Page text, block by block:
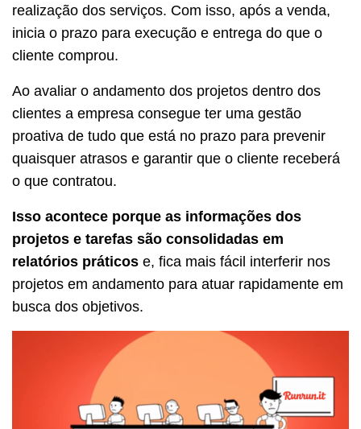
realização dos serviços. Com isso, após a venda,
inicia o prazo para execução e entrega do que o
cliente comprou.
Ao avaliar o andamento dos projetos dentro dos
clientes a empresa consegue ter uma gestão
proativa de tudo que está no prazo para prevenir
quaisquer atrasos e garantir que o cliente receberá
o que contratou.
Isso acontece porque as informações dos
projetos e tarefas são consolidadas em
relatórios práticos e, fica mais fácil interferir nos
projetos em andamento para atuar rapidamente em
busca dos objetivos.